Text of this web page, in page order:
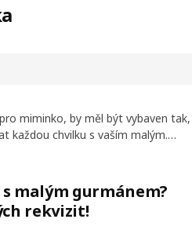
miminko, by měl být vybaven tak,
každou chvilku s vaším malým.
výrobky, od postýlek po hračky,
být v tomto ohledu klidní (i když
malým gurmánem?
rekvizit!